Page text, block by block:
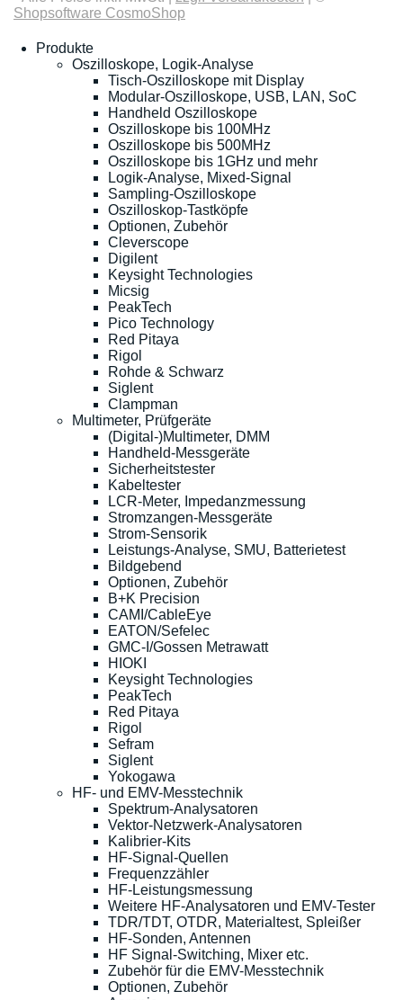
Shopsoftware CosmoShop
Produkte
Oszilloskope, Logik-Analyse
Tisch-Oszilloskope mit Display
Modular-Oszilloskope, USB, LAN, SoC
Handheld Oszilloskope
Oszilloskope bis 100MHz
Oszilloskope bis 500MHz
Oszilloskope bis 1GHz und mehr
Logik-Analyse, Mixed-Signal
Sampling-Oszilloskope
Oszilloskop-Tastköpfe
Optionen, Zubehör
Cleverscope
Digilent
Keysight Technologies
Micsig
PeakTech
Pico Technology
Red Pitaya
Rigol
Rohde & Schwarz
Siglent
Clampman
Multimeter, Prüfgeräte
(Digital-)Multimeter, DMM
Handheld-Messgeräte
Sicherheitstester
Kabeltester
LCR-Meter, Impedanzmessung
Stromzangen-Messgeräte
Strom-Sensorik
Leistungs-Analyse, SMU, Batterietest
Bildgebend
Optionen, Zubehör
B+K Precision
CAMI/CableEye
EATON/Sefelec
GMC-I/Gossen Metrawatt
HIOKI
Keysight Technologies
PeakTech
Red Pitaya
Rigol
Sefram
Siglent
Yokogawa
HF- und EMV-Messtechnik
Spektrum-Analysatoren
Vektor-Netzwerk-Analysatoren
Kalibrier-Kits
HF-Signal-Quellen
Frequenzzähler
HF-Leistungsmessung
Weitere HF-Analysatoren und EMV-Tester
TDR/TDT, OTDR, Materialtest, Spleißer
HF-Sonden, Antennen
HF Signal-Switching, Mixer etc.
Zubehör für die EMV-Messtechnik
Optionen, Zubehör